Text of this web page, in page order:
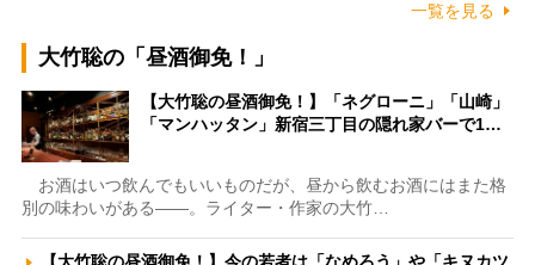
一覧を見る
大竹聡の「昼酒御免！」
【大竹聡の昼酒御免！】「ネグローニ」「山崎」
「マンハッタン」新宿三丁目の隠れ家バーで1…
お酒はいつ飲んでもいいものだが、昼から飲むお酒にはまた格
別の味わいがある――。ライター・作家の大竹…